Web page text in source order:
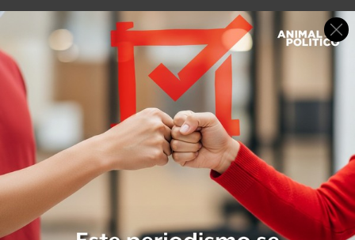
Quienes reventaron el evento en el que íbamos a platicar
con la militancia de
#Morena
, son operadores del
gobierno de Nuevo León. Los conservadores quieren
seguir saqueando el estado y tienen miedo que el poder
que tanto daño le hizo a Nuevo León, sea desplazado por
#Morena
— Mario Delgado (@mario_delgado)November 22, 2020
La alianza opositora
Este sábado se confirmó la alizanza “Nuevo León